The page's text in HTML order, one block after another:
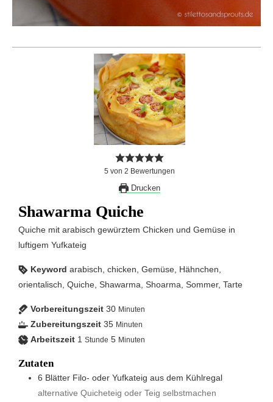
5 von 2 Bewertungen
Drucken
Shawarma Quiche
Quiche mit arabisch gewürztem Chicken und Gemüse in
luftigem Yufkateig
Keyword arabisch, chicken, Gemüse, Hähnchen,
orientalisch, Quiche, Shawarma, Shoarma, Sommer, Tarte
Vorbereitungszeit 30 Minuten
Zubereitungszeit 35 Minuten
Arbeitszeit 1 Stunde 5 Minuten
Zutaten
6 Blätter Filo- oder Yufkateig aus dem Kühlregal
alternative Quicheteig oder Teig selbstmachen